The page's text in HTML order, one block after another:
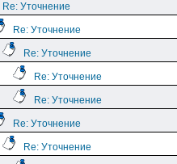
Re: Уточнение
Re: Уточнение
Re: Уточнение
Re: Уточнение
Re: Уточнение
Re: Уточнение
Re: Уточнение